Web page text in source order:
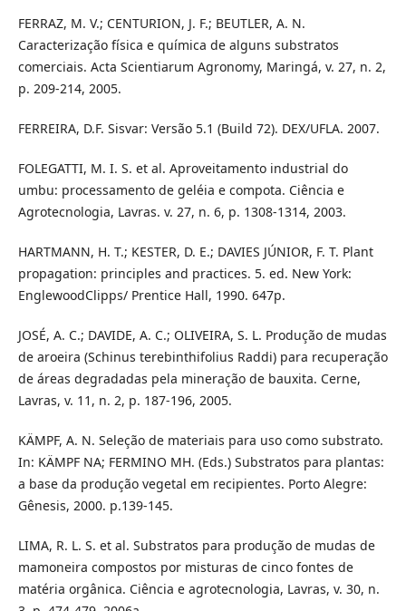
FERRAZ, M. V.; CENTURION, J. F.; BEUTLER, A. N.
Caracterização física e química de alguns substratos
comerciais. Acta Scientiarum Agronomy, Maringá, v. 27, n. 2,
p. 209-214, 2005.
FERREIRA, D.F. Sisvar: Versão 5.1 (Build 72). DEX/UFLA. 2007.
FOLEGATTI, M. I. S. et al. Aproveitamento industrial do
umbu: processamento de geléia e compota. Ciência e
Agrotecnologia, Lavras. v. 27, n. 6, p. 1308-1314, 2003.
HARTMANN, H. T.; KESTER, D. E.; DAVIES JÚNIOR, F. T. Plant
propagation: principles and practices. 5. ed. New York:
EnglewoodClipps/ Prentice Hall, 1990. 647p.
JOSÉ, A. C.; DAVIDE, A. C.; OLIVEIRA, S. L. Produção de mudas
de aroeira (Schinus terebinthifolius Raddi) para recuperação
de áreas degradadas pela mineração de bauxita. Cerne,
Lavras, v. 11, n. 2, p. 187-196, 2005.
KÄMPF, A. N. Seleção de materiais para uso como substrato.
In: KÄMPF NA; FERMINO MH. (Eds.) Substratos para plantas:
a base da produção vegetal em recipientes. Porto Alegre:
Gênesis, 2000. p.139-145.
LIMA, R. L. S. et al. Substratos para produção de mudas de
mamoneira compostos por misturas de cinco fontes de
matéria orgânica. Ciência e agrotecnologia, Lavras, v. 30, n.